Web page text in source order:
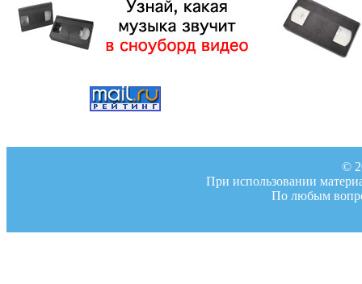
©
При использовании
По любым